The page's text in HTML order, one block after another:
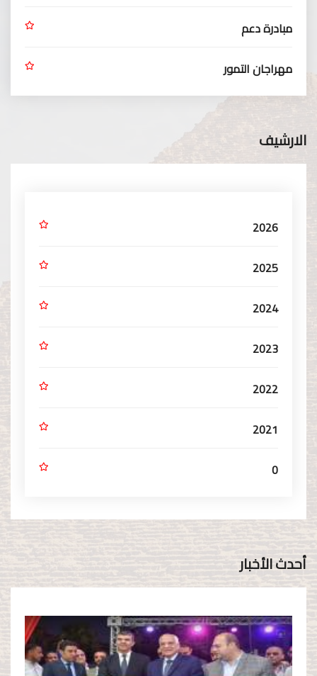
مبادرة دعم
مهراجان التمور
الارشيف
2026
2025
2024
2023
2022
2021
0
أحدث الأخبار